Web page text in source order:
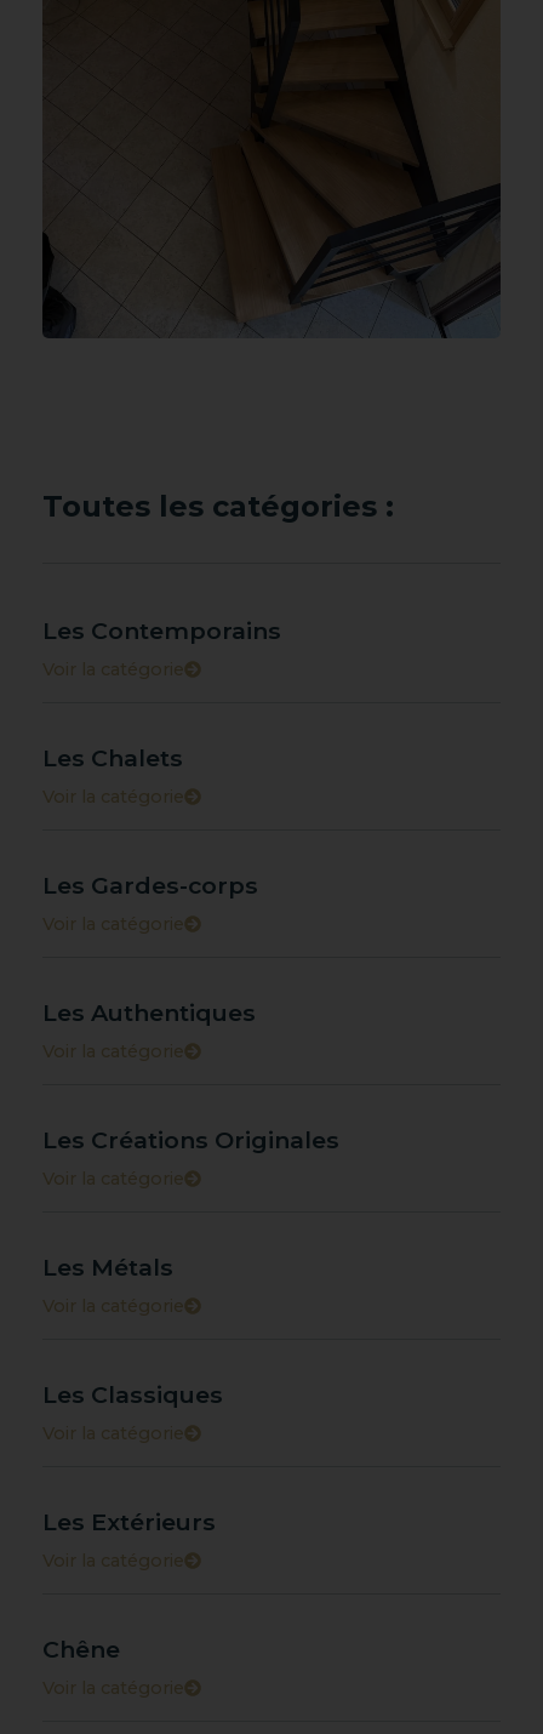
Toutes les catégories :
Les Contemporains
Voir la catégorie
Les Chalets
Voir la catégorie
Les Gardes-corps
Voir la catégorie
Les Authentiques
Voir la catégorie
Les Créations Originales
Voir la catégorie
Les Métals
Voir la catégorie
Les Classiques
Voir la catégorie
Les Extérieurs
Voir la catégorie
Chêne
Voir la catégorie